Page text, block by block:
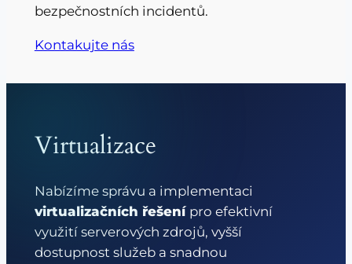
bezpečnostních incidentů.
Kontakujte nás
Virtualizace
Nabízíme správu a implementaci
virtualizačních řešení pro efektivní
využití serverových zdrojů, vyšší
dostupnost služeb a snadnou